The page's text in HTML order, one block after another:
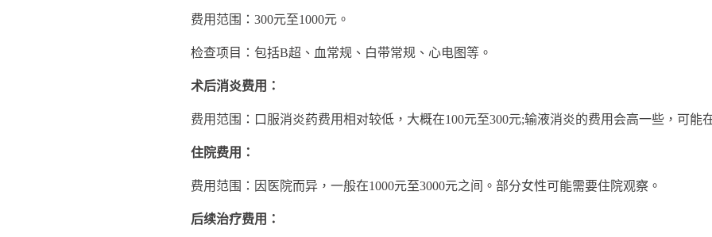
费用范围：300元至1000元。
检查项目：包括B超、血常规、白带常规、心电图等。
术后消炎费用：
费用范围：口服消炎药费用相对较低，大概在100元至300元;输液消炎的费用会高一些，可能在
住院费用：
费用范围：因医院而异，一般在1000元至3000元之间。部分女性可能需要住院观察。
后续治疗费用：